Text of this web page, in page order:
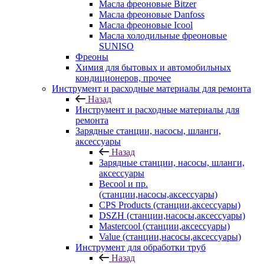
Масла фреоновые Bitzer
Масла фреоновые Danfoss
Масла фреоновые Icool
Масла холодильные фреоновые
SUNISO
Фреоны
Химия для бытовых и автомобильных
кондиционеров, прочее
Инструмент и расходные материалы для ремонта
Назад
Инструмент и расходные материалы для
ремонта
Зарядные станции, насосы, шланги,
аксессуары
Назад
Зарядные станции, насосы, шланги,
аксессуары
Becool и пр.
(станции,насосы,аксессуары)
CPS Products (станции,аксессуары)
DSZH (станции,насосы,аксессуары)
Mastercool (станции,аксессуары)
Value (станции,насосы,аксессуары)
Инструмент для обработки труб
Назад